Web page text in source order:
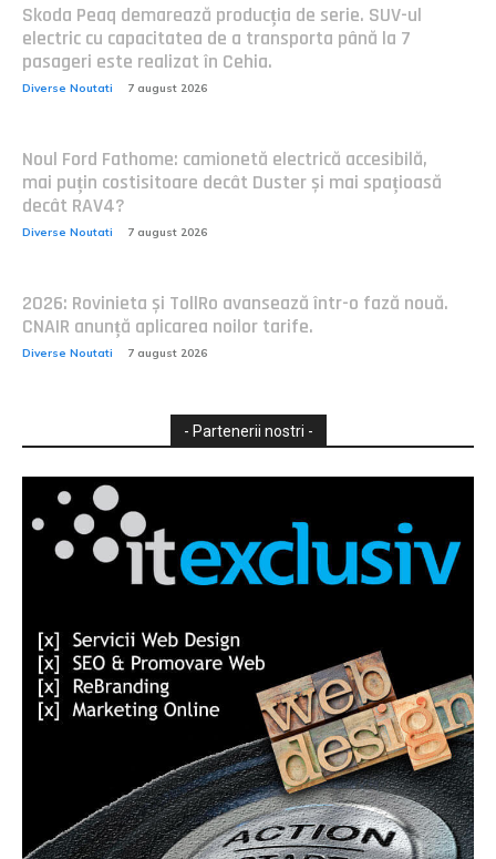
Skoda Peaq demarează producția de serie. SUV-ul
electric cu capacitatea de a transporta până la 7
pasageri este realizat în Cehia.
Diverse Noutati 7 august 2026
Noul Ford Fathome: camionetă electrică accesibilă,
mai puțin costisitoare decât Duster și mai spațioasă
decât RAV4?
Diverse Noutati 7 august 2026
2026: Rovinieta și TollRo avansează într-o fază nouă.
CNAIR anunță aplicarea noilor tarife.
Diverse Noutati 7 august 2026
- Partenerii nostri -